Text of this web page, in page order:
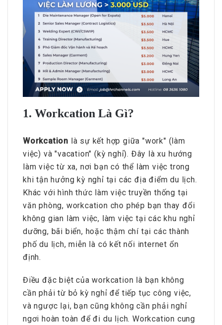
1. Workcation Là Gì?
Workcation là sự kết hợp giữa "work" (làm
việc) và "vacation" (kỳ nghỉ). Đây là xu hướng
làm việc từ xa, nơi bạn có thể làm việc trong
khi tận hưởng kỳ nghỉ tại các địa điểm du lịch.
Khác với hình thức làm việc truyền thống tại
văn phòng, workcation cho phép bạn thay đổi
không gian làm việc, làm việc tại các khu nghỉ
dưỡng, bãi biển, hoặc thậm chí tại các thành
phố du lịch, miễn là có kết nối internet ổn
định.
Điều đặc biệt của workcation là bạn không
cần phải từ bỏ kỳ nghỉ để tiếp tục công việc,
và ngược lại, bạn cũng không cần phải nghỉ
ngơi hoàn toàn để đi du lịch. Workcation cung